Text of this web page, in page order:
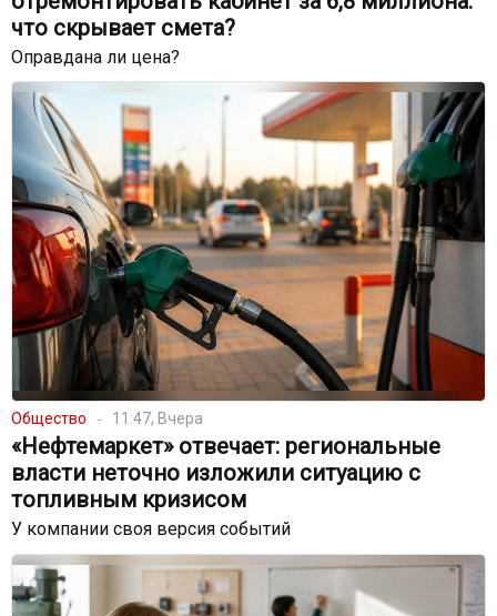
что скрывает смета?
Оправдана ли цена?
Общество 11:47, Вчера
«Нефтемаркет» отвечает: региональные
власти неточно изложили ситуацию с
топливным кризисом
У компании своя версия событий